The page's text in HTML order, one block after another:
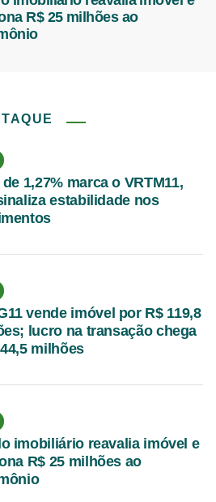
R$ 25 milhões ao
1,27% marca o VRTM11,
estabilidade nos
vende imóvel por R$ 119,8
lucro na transação chega
milhões
imobiliário reavalia imóvel e
R$ 25 milhões ao